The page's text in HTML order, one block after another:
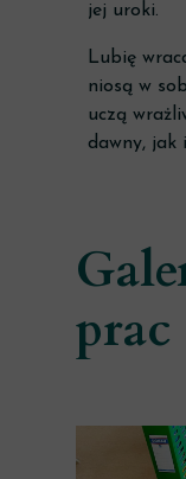
jej uroki.
Lubię
niosą w
uczą
dawny, jak
prac